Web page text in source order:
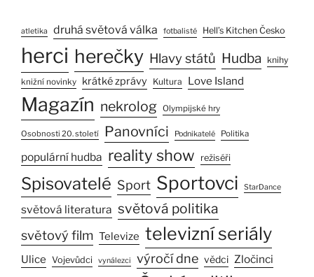
atletika druhá světová válka fotbalisté Hell’s Kitchen Česko
herci herečky Hlavy států Hudba knihy
knižní novinky krátké zprávy Kultura Love Island
Magazín nekrolog Olympijské hry
Osobnosti 20. století Panovníci Podnikatelé Politika
populární hudba reality show režiséři
Spisovatelé Sport Sportovci StarDance
světová literatura světová politika
světový film Televize televizní seriály
Ulice Vojevůdci vynálezci výročí dne vědci Zločinci